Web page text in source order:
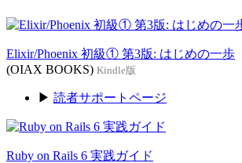
Elixir/Phoenix 初級① 第3版: はじめの一歩
(OIAX BOOKS) Kindle版
▶ 読者サポートページ
Ruby on Rails 6 実践ガイド